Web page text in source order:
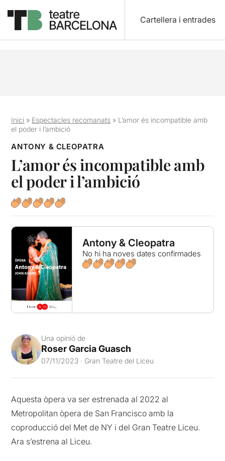
Cartellera i entrades
Inici » Espectacles recomanats » L’amor és incompatible amb
el poder i l’ambició
ANTONY & CLEOPATRA
L’amor és incompatible amb
el poder i l’ambició
Antony & Cleopatra
No hi ha noves dates confirmades
Una opinió de
Roser Garcia Guasch
07/11/2023 · Gran Teatre del Liceu
Aquesta òpera va ser estrenada al 2022 al
Metropolitan òpera de San Francisco amb la
coproducció del Met de NY i del Gran Teatre Liceu.
Ara s’estrena al Liceu.